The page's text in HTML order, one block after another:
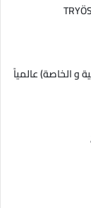
و الخاصة) عالمياً